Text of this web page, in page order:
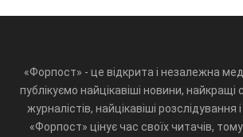
«Форпост» - це відкрита і незалежна
публікуємо найцікавіші новини, найкращі
журналістів, найцікавіші розслідування
«Форпост» цінує час своїх читачів,